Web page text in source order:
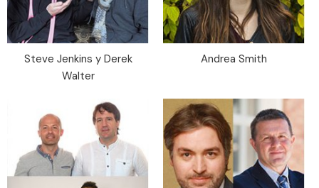
Steve Jenkins y Derek
Walter
Andrea Smith